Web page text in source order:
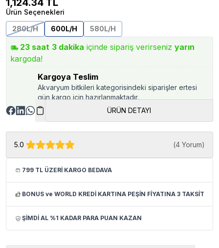
1,124.34 TL
Ürün Seçenekleri
280L/H
600L/H 580L/H
23 saat 3 dakika içinde sipariş verirseniz yarın
kargoda!
Kargoya Teslim
Akvaryum bitkileri kategorisindeki siparişler ertesi
gün kargo için hazırlanmaktadır.
ÜRÜN DETAYI
5.0 (4 Yorum)
799 TL ÜZERİ KARGO BEDAVA
BONUS ve WORLD KREDİ KARTINA PEŞİN FİYATINA 3 TAKSİT
ŞİMDİ AL %1 KADAR PARA PUAN KAZAN